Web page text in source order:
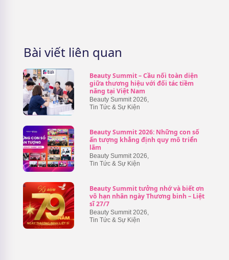
Bài viết liên quan
Beauty Summit – Cầu nối toàn diện
giữa thương hiệu với đối tác tiềm
năng tại Việt Nam
Beauty Summit 2026
Tin Tức & Sự Kiện
Beauty Summit 2026: Những con số
ấn tượng khẳng định quy mô triển
lãm
Beauty Summit 2026,
Tin Tức & Sự Kiện
Beauty Summit tưởng nhớ và biết ơn
vô hạn nhân ngày Thương binh – Liệt
sĩ 27/7
Beauty Summit 2026,
Tin Tức & Sự Kiện